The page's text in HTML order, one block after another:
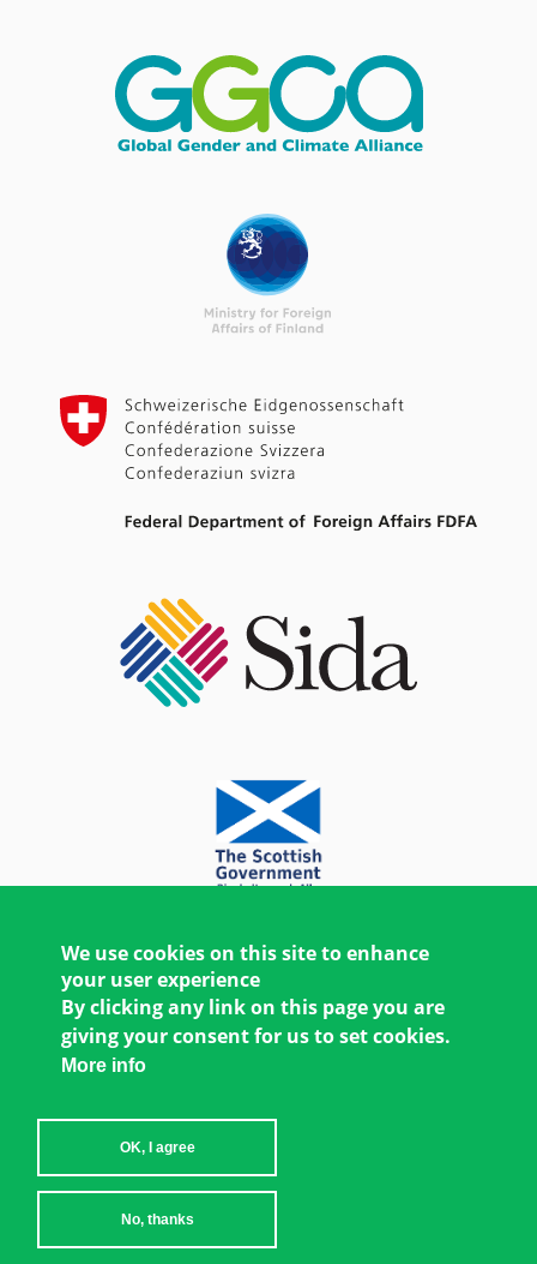
Copyright © 2026 Women's Environment and
Development Organization
We use cookies on this site to enhance
your user experience
By clicking any link on this page you are
giving your consent for us to set cookies.
More info
OK, I agree
No, thanks